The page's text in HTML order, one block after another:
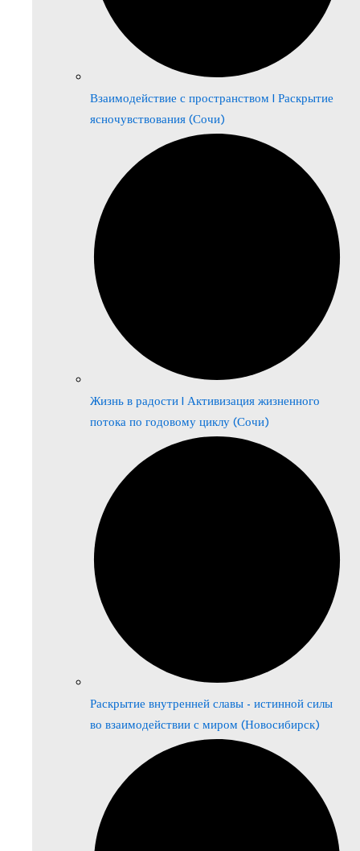
Взаимодействие с пространством | Раскрытие
ясночувствования (Сочи)
Жизнь в радости | Активизация жизненного
потока по годовому циклу (Сочи)
Раскрытие внутренней славы - истинной силы
во взаимодействии с миром (Новосибирск)